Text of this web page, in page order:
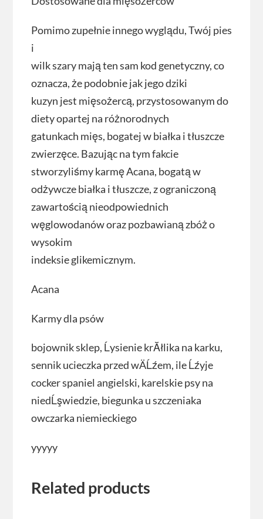
Pomimo zupełnie innego wyglądu, Twój pies
i
wilk szary mają ten sam kod genetyczny, co
oznacza, że podobnie jak jego dziki
kuzyn jest mięsożercą, przystosowanym do
diety opartej na różnorodnych
gatunkach mięs, bogatej w białka i tłuszcze
zwierzęce. Bazując na tym fakcie
stworzyliśmy karmę Acana, bogatą w
odżywcze białka i tłuszcze, z ograniczoną
zawartością nieodpowiednich
węglowodanów oraz pozbawianą zbóż o
wysokim
indeksie glikemicznym.
Acana
Karmy dla psów
bojownik sklep, Ĺysienie krĂłlika na karku,
sennik ucieczka przed wÄĹźem, ile Ĺźyje
cocker spaniel angielski, karelskie psy na
niedĹşwiedzie, biegunka u szczeniaka
owczarka niemieckiego
yyyyy
Related products